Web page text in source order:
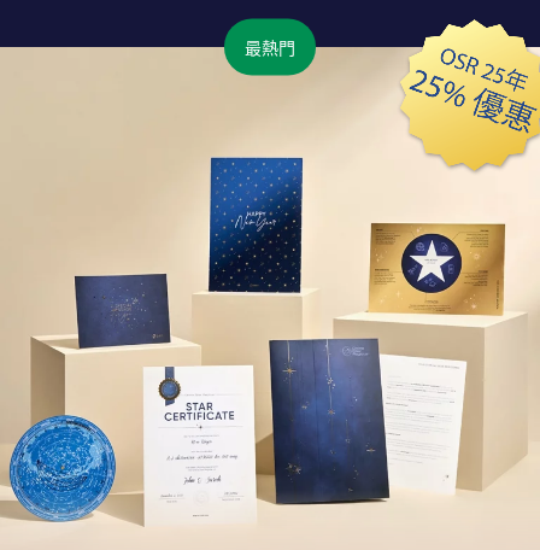
最熱門